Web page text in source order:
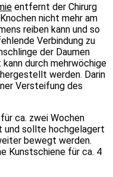
entfernt der Chirurg
nicht mehr am
reiben kann und so
Verbindung zu
der Daumen
durch mehrwöchige
werden. Darin
Versteifung des
ca. zwei Wochen
und sollte hochgelagert
bewegt werden.
Kunstschiene für ca. 4